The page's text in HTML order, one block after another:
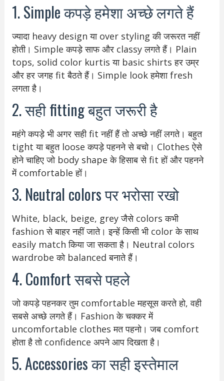
1. Simple कपड़े हमेशा अच्छे लगते हैं
ज्यादा heavy design या over styling की जरूरत नहीं
होती। Simple कपड़े साफ और classy लगते हैं। Plain
tops, solid color kurtis या basic shirts हर उम्र
और हर जगह fit बैठते हैं। Simple look हमेशा fresh
लगता है।
2. सही fitting बहुत जरूरी है
महंगे कपड़े भी अगर सही fit नहीं हैं तो अच्छे नहीं लगते। बहुत
tight या बहुत loose कपड़े पहनने से बचो। Clothes ऐसे
होने चाहिए जो body shape के हिसाब से fit हों और पहनने
में comfortable हों।
3. Neutral colors पर भरोसा रखो
White, black, beige, grey जैसे colors कभी
fashion से बाहर नहीं जाते। इन्हें किसी भी color के साथ
easily match किया जा सकता है। Neutral colors
wardrobe को balanced बनाते हैं।
4. Comfort सबसे पहले
जो कपड़े पहनकर तुम comfortable महसूस करते हो, वही
सबसे अच्छे लगते हैं। Fashion के चक्कर में
uncomfortable clothes मत पहनो। जब comfort
होता है तो confidence अपने आप दिखता है।
5. Accessories का सही इस्तेमाल